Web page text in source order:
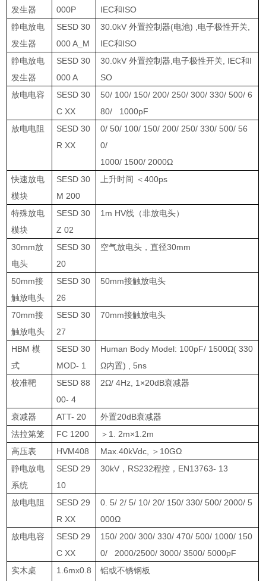
发生器 000P IEC和ISO
静电放电
发生器
SESD 30
000 A_M
30.0kV外置控制器(电池) , 电子极性开关
IEC和ISO
静电放电
发生器
SESD 30
000 A
30.0kV外置控制器 电子极性开关 , IEC和I
SO
放电电容
SESD 30
C XX
50/ 100/ 150/ 200/ 250/ 300/ 330/ 500/ 6
80/ 1000pF
放电电阻
SESD 30
R XX
0/ 50/ 100/ 150/ 200/ 250/ 330/ 500/ 56
0/
1000/ 1500/ 2000Ω
快速放电
模块
SESD 30
M 200
上升时间 ＜400ps
特殊放电
模块
SESD 30
Z 02
1m HV线（非放电头）
30mm放
电头
SESD 30
20
空气放电头，直径30mm
50mm接
触放电头
SESD 30
26
50mm接触放电头
70mm接
触放电头
SESD 30
27
70mm接触放电头
HBM模
式
SESD 30
MOD- 1
Human Body Model: 100pF/ 1500Ω( 330
Ω内置) , 5ns
校准靶
SESD 88
00- 4
2Ω/ 4Hz, 1 ×20dB衰减器
衰减器 ATT- 20 外置20dB衰减器
法拉第笼
FC 1200 ＞ 1. 2m×1.2m
高压表
HVM408 Max.40kVdc, ＞ 10GΩ
静电放电
系统
SESD 29
10
30kV ， RS232程控， EN13763- 13
放电电阻
SESD 29
R XX
0. 5/ 2/ 5/ 10/ 20/ 150/ 330/ 500/ 2000/ 5
000Ω
放电电容
SESD 29
C XX
150/ 200/ 300/ 330/ 470/ 500/ 1000/ 150
0/ 2000/2500/ 3000/ 3500/ 5000pF
实木桌
1.6mx0.8
铝或不锈钢板